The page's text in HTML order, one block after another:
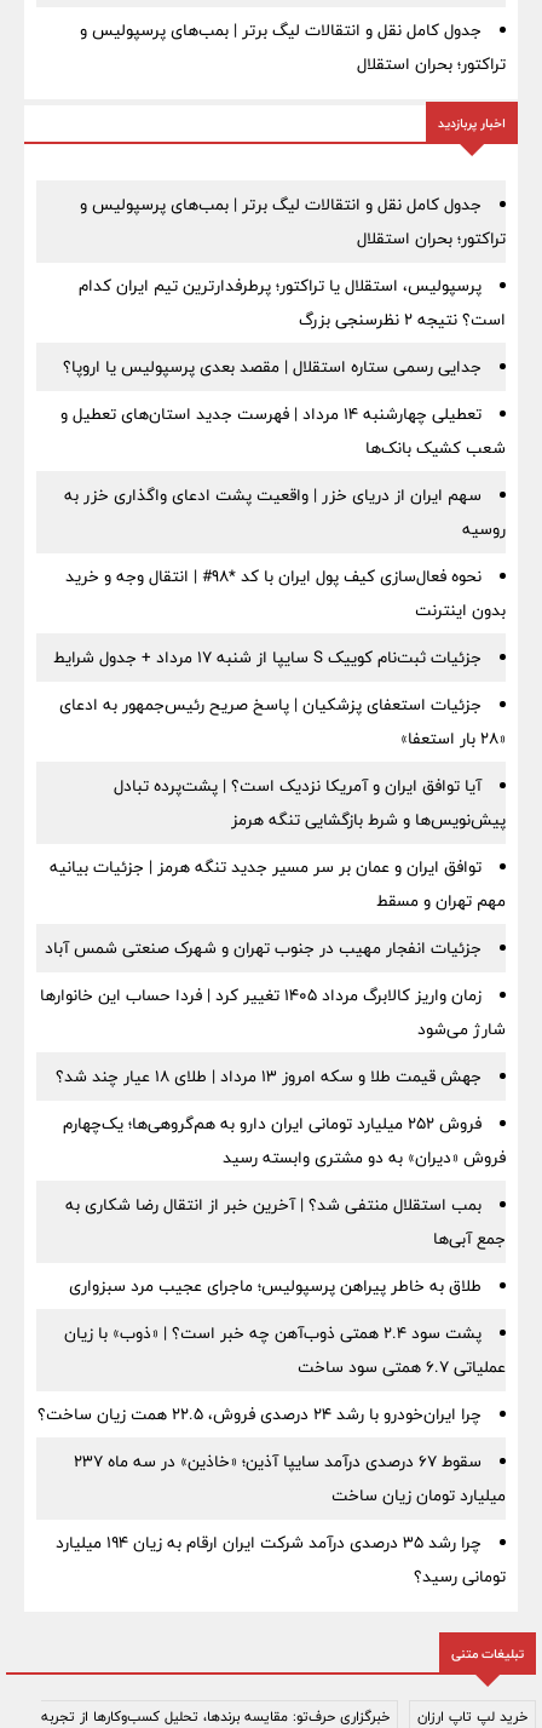
جدول کامل نقل و انتقالات لیگ برتر | بمب‌های پرسپولیس و
تراکتور؛ بحران استقلال
اخبار پربازدید
جدول کامل نقل و انتقالات لیگ برتر | بمب‌های پرسپولیس و
تراکتور؛ بحران استقلال
پرسپولیس، استقلال یا تراکتور؛ پرطرفدارترین تیم ایران کدام
است؟ نتیجه ۲ نظرسنجی بزرگ
جدایی رسمی ستاره استقلال | مقصد بعدی پرسپولیس یا اروپا؟
تعطیلی چهارشنبه ۱۴ مرداد | فهرست جدید استان‌های تعطیل و
شعب کشیک بانک‌ها
سهم ایران از دریای خزر | واقعیت پشت ادعای واگذاری خزر به
روسیه
نحوه فعال‌سازی کیف پول ایران با کد *98# | انتقال وجه و خرید
بدون اینترنت
جزئیات ثبت‌نام کوییک S سایپا از شنبه ۱۷ مرداد + جدول شرایط
جزئیات استعفای پزشکیان | پاسخ صریح رئیس‌جمهور به ادعای
«۲۸ بار استعفا»
آیا توافق ایران و آمریکا نزدیک است؟ | پشت‌پرده تبادل
پیش‌نویس‌ها و شرط بازگشایی تنگه هرمز
توافق ایران و عمان بر سر مسیر جدید تنگه هرمز | جزئیات بیانیه
مهم تهران و مسقط
جزئیات انفجار مهیب در جنوب تهران و شهرک صنعتی شمس آباد
زمان واریز کالابرگ مرداد ۱۴۰۵ تغییر کرد | فردا حساب این خانوارها
شارژ می‌شود
جهش قیمت طلا و سکه امروز ۱۳ مرداد | طلای ۱۸ عیار چند شد؟
فروش ۲۵۲ میلیارد تومانی ایران دارو به هم‌گروهی‌ها؛ یک‌چهارم
فروش «دیران» به دو مشتری وابسته رسید
بمب استقلال منتفی شد؟ | آخرین خبر از انتقال رضا شکاری به
جمع آبی‌ها
طلاق به خاطر پیراهن پرسپولیس؛ ماجرای عجیب مرد سبزواری
پشت سود ۲.۴ همتی ذوب‌آهن چه خبر است؟ | «ذوب» با زیان
عملیاتی ۶.۷ همتی سود ساخت
چرا ایران‌خودرو با رشد ۲۴ درصدی فروش، ۲۲.۵ همت زیان ساخت؟
سقوط ۶۷ درصدی درآمد سایپا آذین؛ «خاذین» در سه ماه ۲۳۷
میلیارد تومان زیان ساخت
چرا رشد ۳۵ درصدی درآمد شرکت ایران ارقام به زیان ۱۹۴ میلیارد
تومانی رسید؟
تبلیغات متنی
خرید لپ تاپ ارزان خبرگزاری حرف‌تو: مقایسه برندها، تحلیل کسب‌وکارها از تجربه